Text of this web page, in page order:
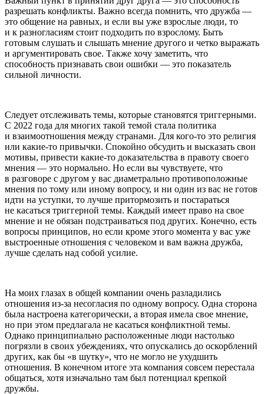
разрешать конфликты. Важно всегда помнить, что дружба —
это общение на равных, и если вы уже взрослые люди, то
и к разногласиям стоит подходить по взрослому. Быть
готовым слушать и слышать мнение другого и четко выражать
и аргументировать свое. Также хочу заметить, что
способность признавать свои ошибки — это показатель
сильной личности.
Следует отслеживать темы, которые становятся триггерными.
С 2022 года для многих такой темой стала политика
и взаимоотношения между странами. Для кого-то это религия
или какие-то привычки. Спокойно обсудить и высказать свои
мотивы, привести какие-то доказательства в правоту своего
мнения — это нормально. Но если вы чувствуете, что
в разговоре с другом у вас диаметрально противоположные
мнения по тому или иному вопросу, и ни один из вас не готов
идти на уступки, то лучше притормозить и постараться
не касаться триггерной темы. Каждый имеет право на свое
мнение и не обязан подстраиваться под других. Конечно, есть
вопросы принципов, но если кроме этого момента у вас уже
выстроенные отношения с человеком и вам важна дружба,
лучше сделать над собой усилие.
На моих глазах в общей компании очень разладились
отношения из-за несогласия по одному вопросу. Одна сторона
была настроена категорически, а вторая имела свое мнение,
но при этом предлагала не касаться конфликтной темы.
Однако принципиально расположенные люди настолько
погрязли в своих убеждениях, что опускались до оскорблений
других, как бы «в шутку», что не могло не ухудшить
отношения. В конечном итоге эта компания совсем перестала
общаться, хотя изначально там был потенциал крепкой
дружбы.